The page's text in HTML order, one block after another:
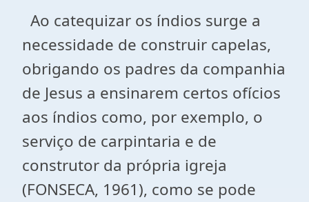
Ao catequizar os índios surge a
necessidade de construir capelas,
obrigando os padres da companhia
de Jesus a ensinarem certos ofícios
aos índios como, por exemplo, o
serviço de carpintaria e de
construtor da própria igreja
(FONSECA, 1961), como se pode